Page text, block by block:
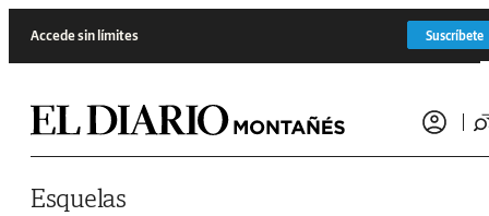
Accede sin límites Suscríbete
Esquelas